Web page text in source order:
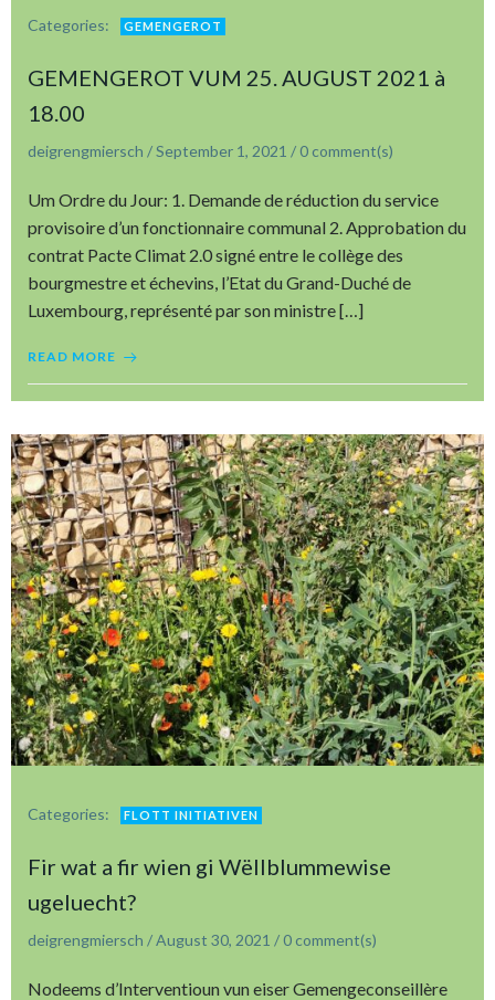
Categories: GEMENGEROT
GEMENGEROT VUM 25. AUGUST 2021 à
18.00
deigrengmiersch /September 1, 2021 / 0 comment(s)
Um Ordre du Jour: 1. Demande de réduction du service
provisoire d’un fonctionnaire communal 2. Approbation du
contrat Pacte Climat 2.0 signé entre le collège des
bourgmestre et échevins, l’Etat du Grand-Duché de
Luxembourg, représenté par son ministre […]
READ MORE
Categories: FLOTT INITIATIVEN
Fir wat a fir wien gi Wëllblummewise
ugeluecht?
deigrengmiersch /August 30, 2021 / 0 comment(s)
Nodeems d’Interventioun vun eiser Gemengeconseillère